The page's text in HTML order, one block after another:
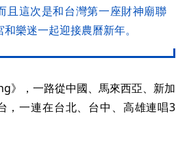
且這次是和台灣第一座財神廟聯
樂迷一起迎接農曆新年。
》，一路從中國、馬來西亞、新加
，一連在台北、台中、高雄連唱3